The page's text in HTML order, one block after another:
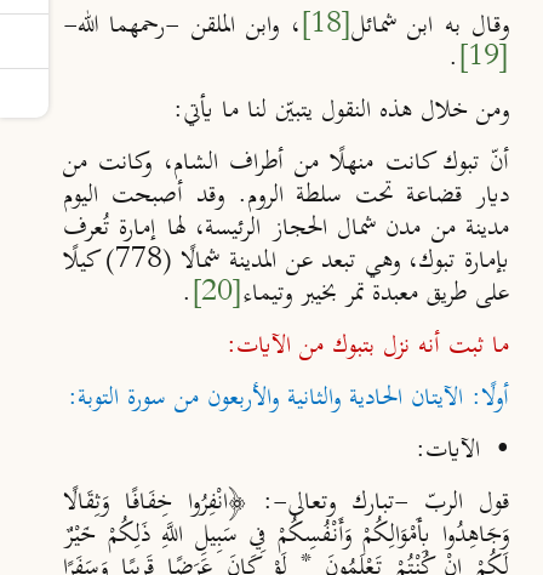
وقال به ابن شمائل[18] ، وابن الملقن -رحمهما الله-
[19]
.
ومن خلال هذه النقول يتبيّن لنا ما يأتي:
أنّ تبوك كانت منهلًا من أطراف الشام، وكانت من
ديار قضاعة تحت سلطة الروم. وقد أصبحت اليوم
مدينة من مدن شمال الحجاز الرئيسة، لها إمارة تُعرف
بإمارة تبوك، وهي تبعد عن المدينة شمالًا (778) كيلًا
على طريق معبدة تمر بخيبر وتيماء[20]
.
ما ثبت أنه نزل بتبوك من الآيات:
أولًا: الآيتان الحادية والثانية والأربعون من سورة التوبة:
• الآيات:
قول الربّ -تبارك وتعالى-: ﴿انْفِرُوا ‌خِفَافًا وَثِقَالًا
وَجَاهِدُوا بِأَمْوَالِكُمْ وَأَنْفُسِكُمْ فِي سَبِيلِ اللَّهِ ذَلِكُمْ خَيْرٌ